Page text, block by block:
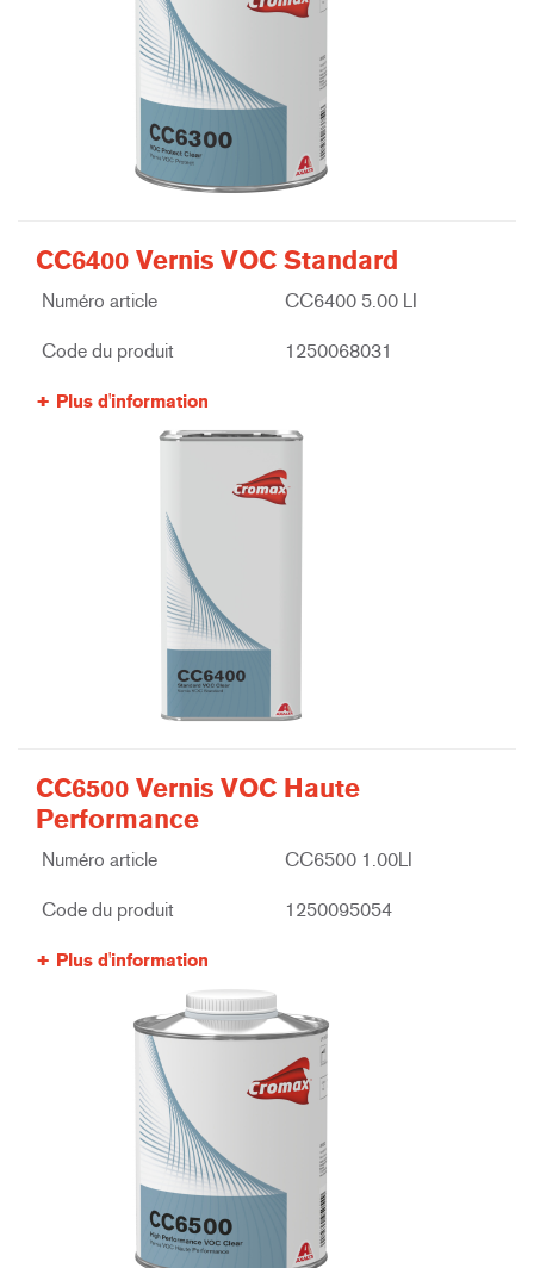
CC6400 Vernis VOC Standard
Numéro article CC6400 5.00 LI
Code du produit 1250068031
Plus d'information
CC6500 Vernis VOC Haute
Performance
Numéro article CC6500 1.00LI
Code du produit 1250095054
Plus d'information